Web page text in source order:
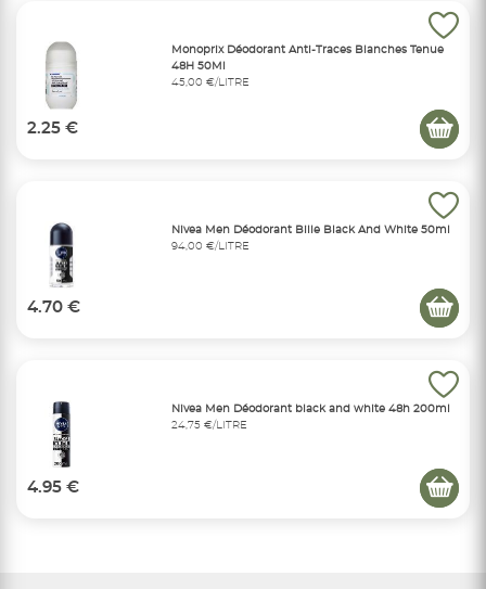
Monoprix Déodorant Anti-Traces Blanches Tenue
48H 50Ml
45,00 €/LITRE
2.25 €
Nivea Men Déodorant Bille Black And White 50ml
94,00 €/LITRE
4.70 €
Nivea Men Déodorant black and white 48h 200ml
24,75 €/LITRE
4.95 €